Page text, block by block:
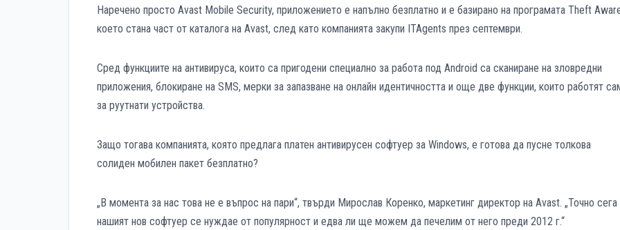
Наречено просто Avast Mobile Security, приложението е напълно безплатно и е базирано на програмата Theft
което стана част от каталога на Avast, след като компанията закупи ITAgents през септември.
Сред функциите на антивируса, които са пригодени специално за работа под Android са сканиране на зловредни
приложения, блокиране на SMS, мерки за запазване на онлайн идентичността и още две функции, които работят
за руутнати устройства.
Защо тогава компанията, която предлага платен антивирусен софтуер за Windows, е готова да пусне толкова
солиден мобилен пакет безплатно?
„В момента за нас това не е въпрос на пари“, твърди Мирослав Коренко, маркетинг директор на Avast. „Точно сега
нашият нов софтуер се нуждае от популярност и едва ли ще можем да печелим от него преди 2012 г.“